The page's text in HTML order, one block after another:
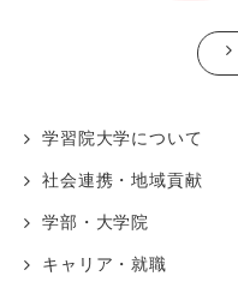
学習院大学について
社会連携・地域貢献
学部・大学院
キャリア・就職